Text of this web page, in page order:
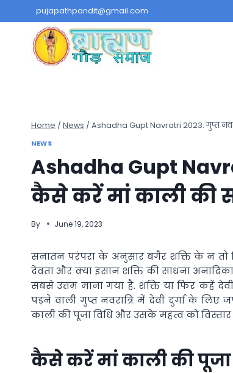
to
content
pujapathpandit@gmail.com
Home / News / Ashadha Gupt Navratri 2023: गुप्त
NEWS
Ashadha Gupt
कैसे करें मां काली की
By June 19, 2023
सनातन परंपरा के अनुसार बगैर शक्ति के न तो
देवता और क्या इंसान शक्ति की साधना
सबसे उत्तम माना गया है. शक्ति या फिर कहें
पड़ने वाली गुप्त नवरात्रि में देवी दुर्गा के
काली की पूजा विधि और उसके महत्व को
कैसे करें मां काली की पूजा